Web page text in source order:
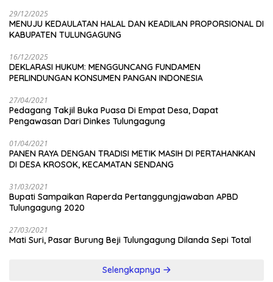
29/12/2025
MENUJU KEDAULATAN HALAL DAN KEADILAN PROPORSIONAL DI
KABUPATEN TULUNGAGUNG
16/12/2025
DEKLARASI HUKUM: MENGGUNCANG FUNDAMEN
PERLINDUNGAN KONSUMEN PANGAN INDONESIA
27/04/2021
Pedagang Takjil Buka Puasa Di Empat Desa, Dapat
Pengawasan Dari Dinkes Tulungagung
01/04/2021
PANEN RAYA DENGAN TRADISI METIK MASIH DI PERTAHANKAN
DI DESA KROSOK, KECAMATAN SENDANG
31/03/2021
Bupati Sampaikan Raperda Pertanggungjawaban APBD
Tulungagung 2020
27/03/2021
Mati Suri, Pasar Burung Beji Tulungagung Dilanda Sepi Total
Selengkapnya